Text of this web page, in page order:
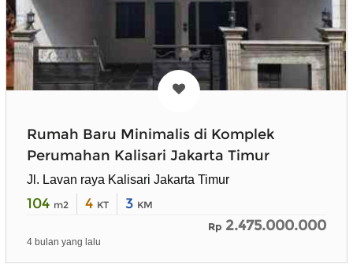
Rumah Baru Minimalis di Komplek
Perumahan Kalisari Jakarta Timur
Jl. Lavan raya Kalisari Jakarta Timur
104 m2 4 KT 3 KM
Rp 2.475.000.000
4 bulan yang lalu